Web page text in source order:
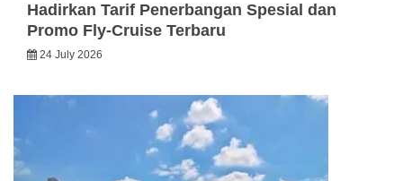
Hadirkan Tarif Penerbangan Spesial dan
Promo Fly-Cruise Terbaru
24 July 2026